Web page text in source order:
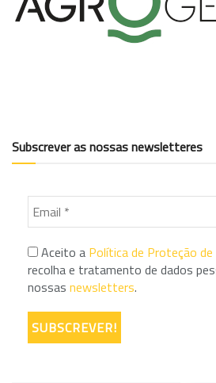
Subscrever as nossas newsletteres
Aceito a Política de Proteção
recolha e tratamento de dados
nossas newsletters.